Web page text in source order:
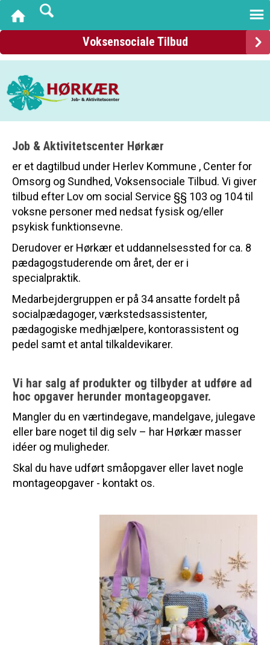
Voksensociale Tilbud
Job & Aktivitetscenter Hørkær
er et dagtilbud under Herlev Kommune , Center for
Omsorg og Sundhed, Voksensociale Tilbud. Vi giver
tilbud efter Lov om social Service §§ 103 og 104 til
voksne personer med nedsat fysisk og/eller
psykisk funktionsevne.
Derudover er Hørkær et uddannelsessted for ca. 8
pædagogstuderende om året, der er i
specialpraktik.
Medarbejdergruppen er på 34 ansatte fordelt på
socialpædagoger, værkstedsassistenter,
pædagogiske medhjælpere, kontorassistent og
pedel samt et antal tilkaldevikarer.
Vi har salg af produkter og tilbyder at udføre ad
hoc opgaver herunder montageopgaver.
Mangler du en værtindegave, mandelgave, julegave
eller bare noget til dig selv – har Hørkær masser
idéer og muligheder.
Skal du have udført småopgaver eller lavet nogle
montageopgaver - kontakt os.